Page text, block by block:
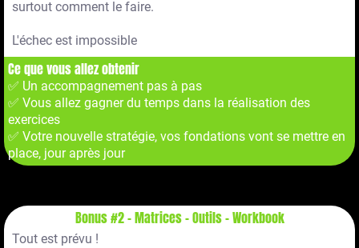
surtout comment le faire.
L'échec est impossible
Ce que vous allez obtenir
✅ Un accompagnement pas à pas
✅ Vous allez gagner du temps dans la réalisation des
exercices
✅ Votre nouvelle stratégie, vos fondations vont se mettre en
place, jour après jour
Bonus #2 - Matrices - Outils - Workbook
Tout est prévu !